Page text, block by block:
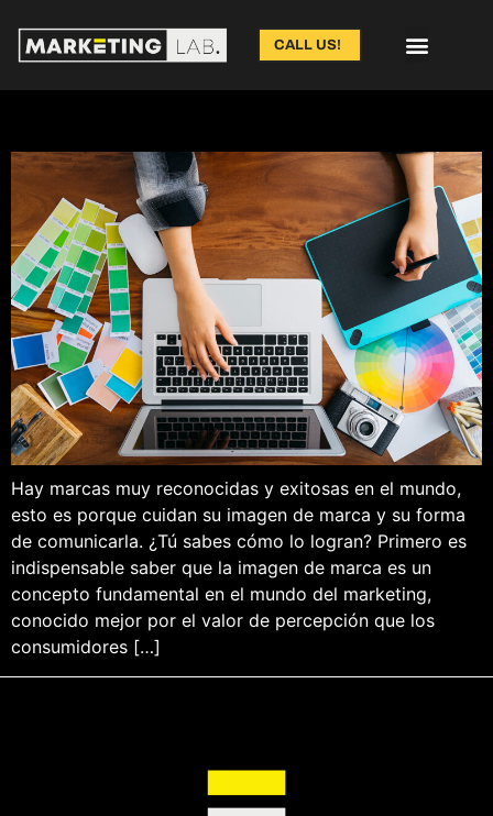
CALL US!
Hay marcas muy reconocidas y exitosas en el mundo,
esto es porque cuidan su imagen de marca y su forma
de comunicarla. ¿Tú sabes cómo lo logran? Primero es
indispensable saber que la imagen de marca es un
concepto fundamental en el mundo del marketing,
conocido mejor por el valor de percepción que los
consumidores […]